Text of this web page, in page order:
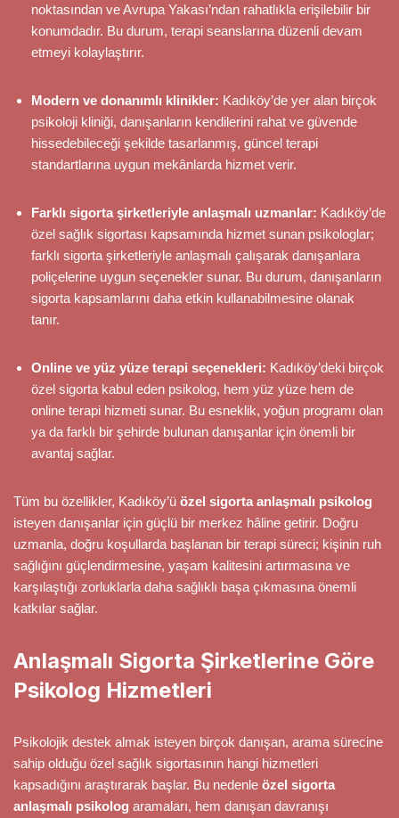
noktasından ve Avrupa Yakası’ndan rahatlıkla erişilebilir bir
konumdadır. Bu durum, terapi seanslarına düzenli devam
etmeyi kolaylaştırır.
Modern ve donanımlı klinikler: Kadıköy’de yer alan birçok
psikoloji kliniği, danışanların kendilerini rahat ve güvende
hissedebileceği şekilde tasarlanmış, güncel terapi
standartlarına uygun mekânlarda hizmet verir.
Farklı sigorta şirketleriyle anlaşmalı uzmanlar: Kadıköy’de
özel sağlık sigortası kapsamında hizmet sunan psikologlar;
farklı sigorta şirketleriyle anlaşmalı çalışarak danışanlara
poliçelerine uygun seçenekler sunar. Bu durum, danışanların
sigorta kapsamlarını daha etkin kullanabilmesine olanak
tanır.
Online ve yüz yüze terapi seçenekleri: Kadıköy’deki birçok
özel sigorta kabul eden psikolog, hem yüz yüze hem de
online terapi hizmeti sunar. Bu esneklik, yoğun programı olan
ya da farklı bir şehirde bulunan danışanlar için önemli bir
avantaj sağlar.
Tüm bu özellikler, Kadıköy’ü özel sigorta anlaşmalı psikolog
isteyen danışanlar için güçlü bir merkez hâline getirir. Doğru
uzmanla, doğru koşullarda başlanan bir terapi süreci; kişinin ruh
sağlığını güçlendirmesine, yaşam kalitesini artırmasına ve
karşılaştığı zorluklarla daha sağlıklı başa çıkmasına önemli
katkılar sağlar.
Anlaşmalı Sigorta Şirketlerine Göre
Psikolog Hizmetleri
Psikolojik destek almak isteyen birçok danışan, arama sürecine
sahip olduğu özel sağlık sigortasının hangi hizmetleri
kapsadığını araştırarak başlar. Bu nedenle özel sigorta
anlaşmalı psikolog aramaları, hem danışan davranışı